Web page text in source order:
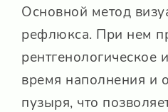
Основной метод
рефлюкса. При нем
рентгенологическое
время наполнения и
пузыря, что